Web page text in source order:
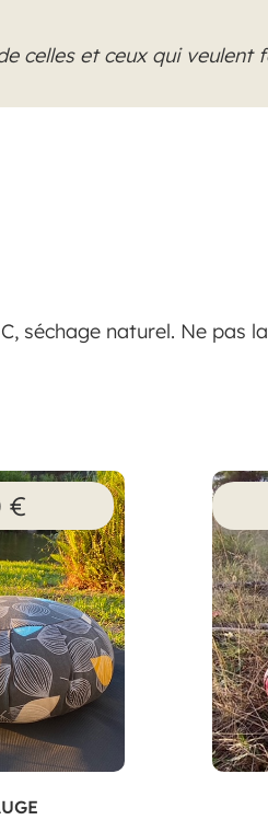
celles et ceux qui
séchage naturel. Ne
€